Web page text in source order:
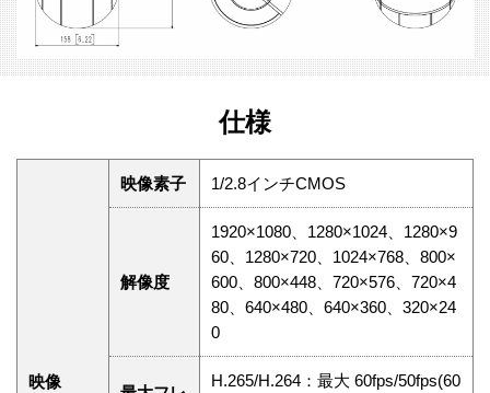
仕様
映像
映像素子 1/2.8インチCMOS
解像度
1920×1080、1280×1024、1280×9
60、1280×720、1024×768、800×
600、800×448、720×576、720×4
80、640×480、640×360、320×24
0
H.265/H.264：最大 60fps/50fps(60